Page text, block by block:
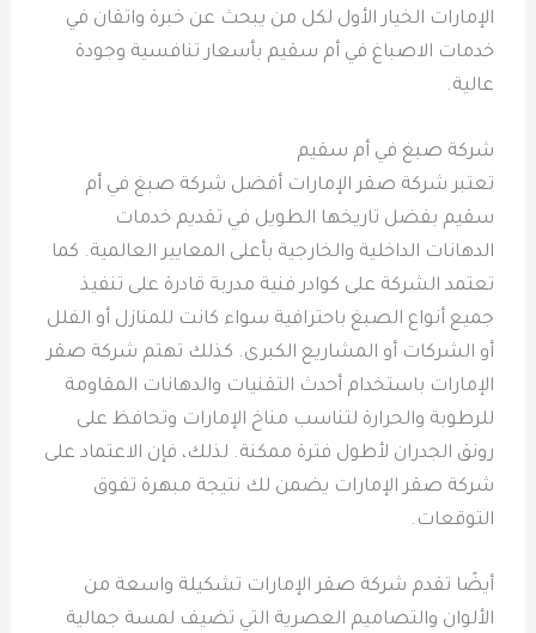
الإمارات الخيار الأول لكل من يبحث عن خبرة واتقان في
خدمات الاصباغ في أم سقيم بأسعار تنافسية وجودة
عالية.
شركة صبغ في أم سقيم
تعتبر شركة صقر الإمارات أفضل شركة صبغ في أم
سقيم بفضل تاريخها الطويل في تقديم خدمات
الدهانات الداخلية والخارجية بأعلى المعايير العالمية. كما
تعتمد الشركة على كوادر فنية مدربة قادرة على تنفيذ
جميع أنواع الصبغ باحترافية سواء كانت للمنازل أو الفلل
أو الشركات أو المشاريع الكبرى. كذلك تهتم شركة صقر
الإمارات باستخدام أحدث التقنيات والدهانات المقاومة
للرطوبة والحرارة لتناسب مناخ الإمارات وتحافظ على
رونق الجدران لأطول فترة ممكنة. لذلك، فإن الاعتماد على
شركة صقر الإمارات يضمن لك نتيجة مبهرة تفوق
التوقعات.
أيضًا تقدم شركة صقر الإمارات تشكيلة واسعة من
الألوان والتصاميم العصرية التي تضيف لمسة جمالية